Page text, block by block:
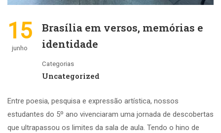
15
junho
Brasília em versos, memórias e
identidade
Categorias
Uncategorized
Entre poesia, pesquisa e expressão artística, nossos
estudantes do 5º ano vivenciaram uma jornada de descobertas
que ultrapassou os limites da sala de aula. Tendo o hino de